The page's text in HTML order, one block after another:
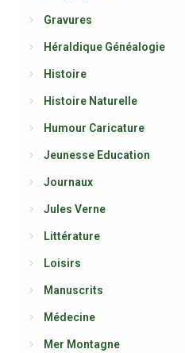
Gravures
Héraldique Généalogie
Histoire
Histoire Naturelle
Humour Caricature
Jeunesse Education
Journaux
Jules Verne
Littérature
Loisirs
Manuscrits
Médecine
Mer Montagne